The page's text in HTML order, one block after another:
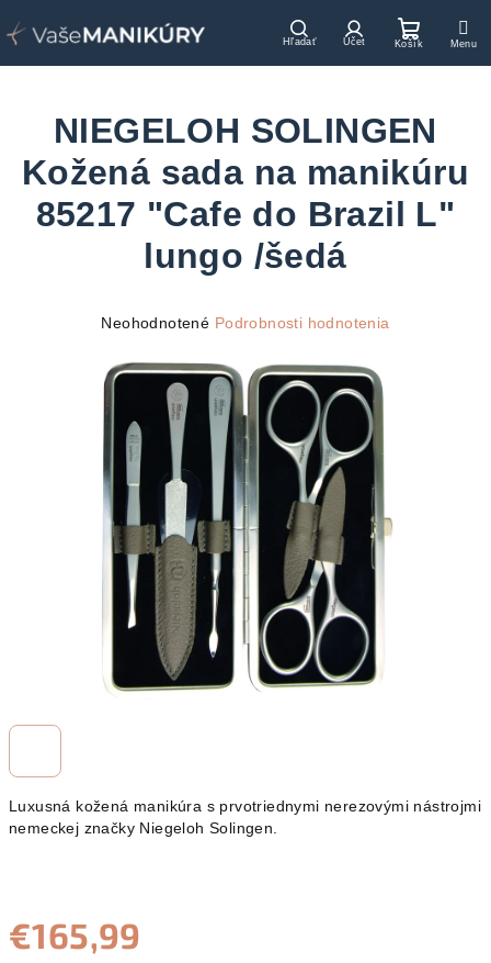
na
HľadaťPrihlásenie
košík
Luxusná kožená manikúra s prvotriednymi nerezovými nástrojmi
nemeckej značky Niegeloh Solingen.
€165,99
NIEGELOH SOLINGEN
Kožená sada na manikúru
85217 "Cafe do Brazil L"
lungo /šedá
Priemerné
produktu
je
hviezdičiek.
Neohodnotené Podrobnosti hodnotenia